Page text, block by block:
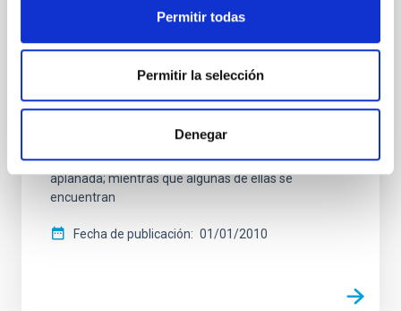
Permitir todas
Permitir la selección
Denegar
la intensidad y la estructura del campo magnético en
la cromosfera del sol en calma. Nuestro
conocimiento empírico a este respecto es todavía
partir de las imágenes monocromáticas de alta
resolución de la atmósfera solar tomadas a varias
como H-alfa, donde se observan fibrillas que se
extienden por las celdas como una alfombra
aplanada; mientras que algunas de ellas se
encuentran
Fecha de publicación 01/01/2010